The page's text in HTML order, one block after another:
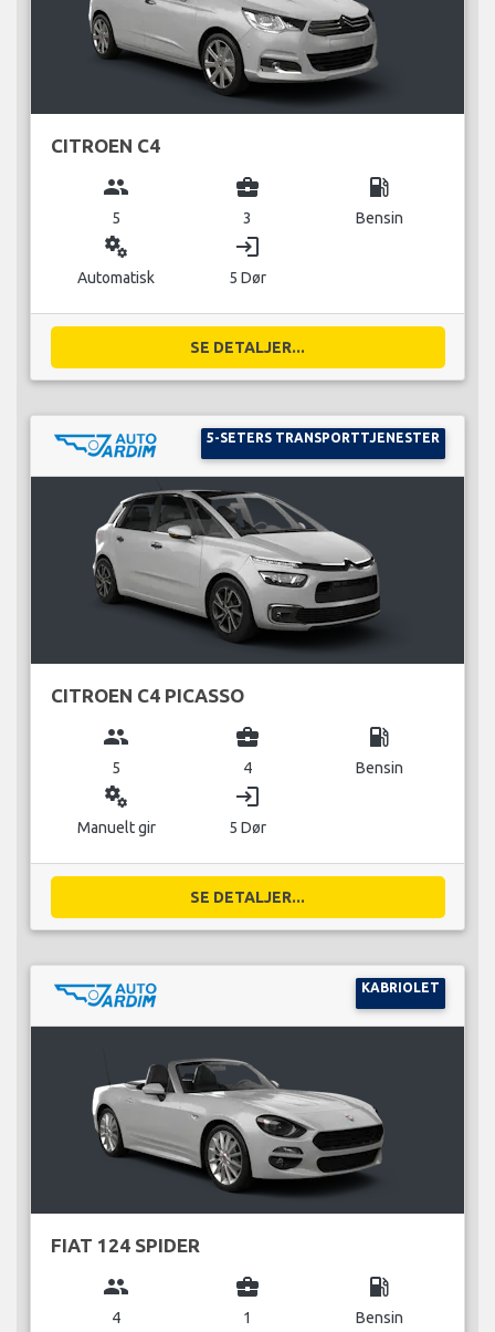
CITROEN C4
group
5
business_center
3
local_gas_station
Bensin
miscellaneous_services
Automatisk
login
5 Dør
SE DETALJER...
5-SETERS TRANSPORTTJENESTER
CITROEN C4 PICASSO
group
5
business_center
4
local_gas_station
Bensin
miscellaneous_services
Manuelt gir
login
5 Dør
SE DETALJER...
KABRIOLET
FIAT 124 SPIDER
group
4
business_center
1
local_gas_station
Bensin